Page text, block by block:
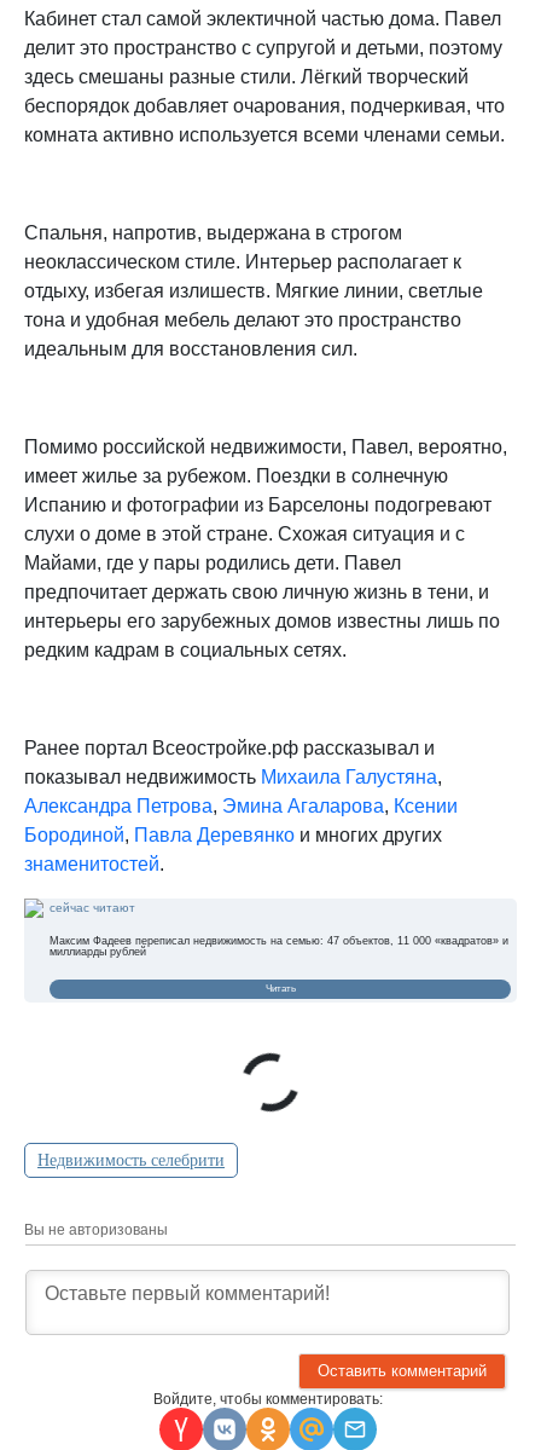
Кабинет стал самой эклектичной частью дома. Павел
делит это пространство с супругой и детьми, поэтому
здесь смешаны разные стили. Лёгкий творческий
беспорядок добавляет очарования, подчеркивая, что
комната активно используется всеми членами семьи.
Спальня, напротив, выдержана в строгом
неоклассическом стиле. Интерьер располагает к
отдыху, избегая излишеств. Мягкие линии, светлые
тона и удобная мебель делают это пространство
идеальным для восстановления сил.
Помимо российской недвижимости, Павел, вероятно,
имеет жилье за рубежом. Поездки в солнечную
Испанию и фотографии из Барселоны подогревают
слухи о доме в этой стране. Схожая ситуация и с
Майами, где у пары родились дети. Павел
предпочитает держать свою личную жизнь в тени, и
интерьеры его зарубежных домов известны лишь по
редким кадрам в социальных сетях.
Ранее портал Всеостройке.рф рассказывал и
показывал недвижимость Михаила Галустяна,
Александра Петрова, Эмина Агаларова, Ксении
Бородиной, Павла Деревянко и многих других
знаменитостей.
сейчас читают
Максим Фадеев переписал недвижимость на семью: 47 объектов, 11 000 «квадратов» и
миллиарды рублей
Читать
Недвижимость селебрити
Вы не авторизованы
Войдите, чтобы комментировать: